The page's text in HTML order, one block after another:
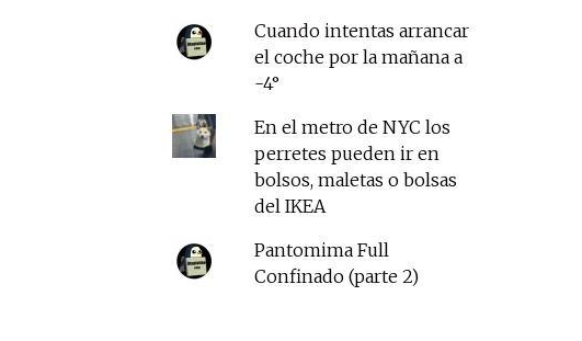
Cuando intentas arrancar
el coche por la mañana a
-4°
En el metro de NYC los
perretes pueden ir en
bolsos, maletas o bolsas
del IKEA
Pantomima Full
Confinado (parte 2)